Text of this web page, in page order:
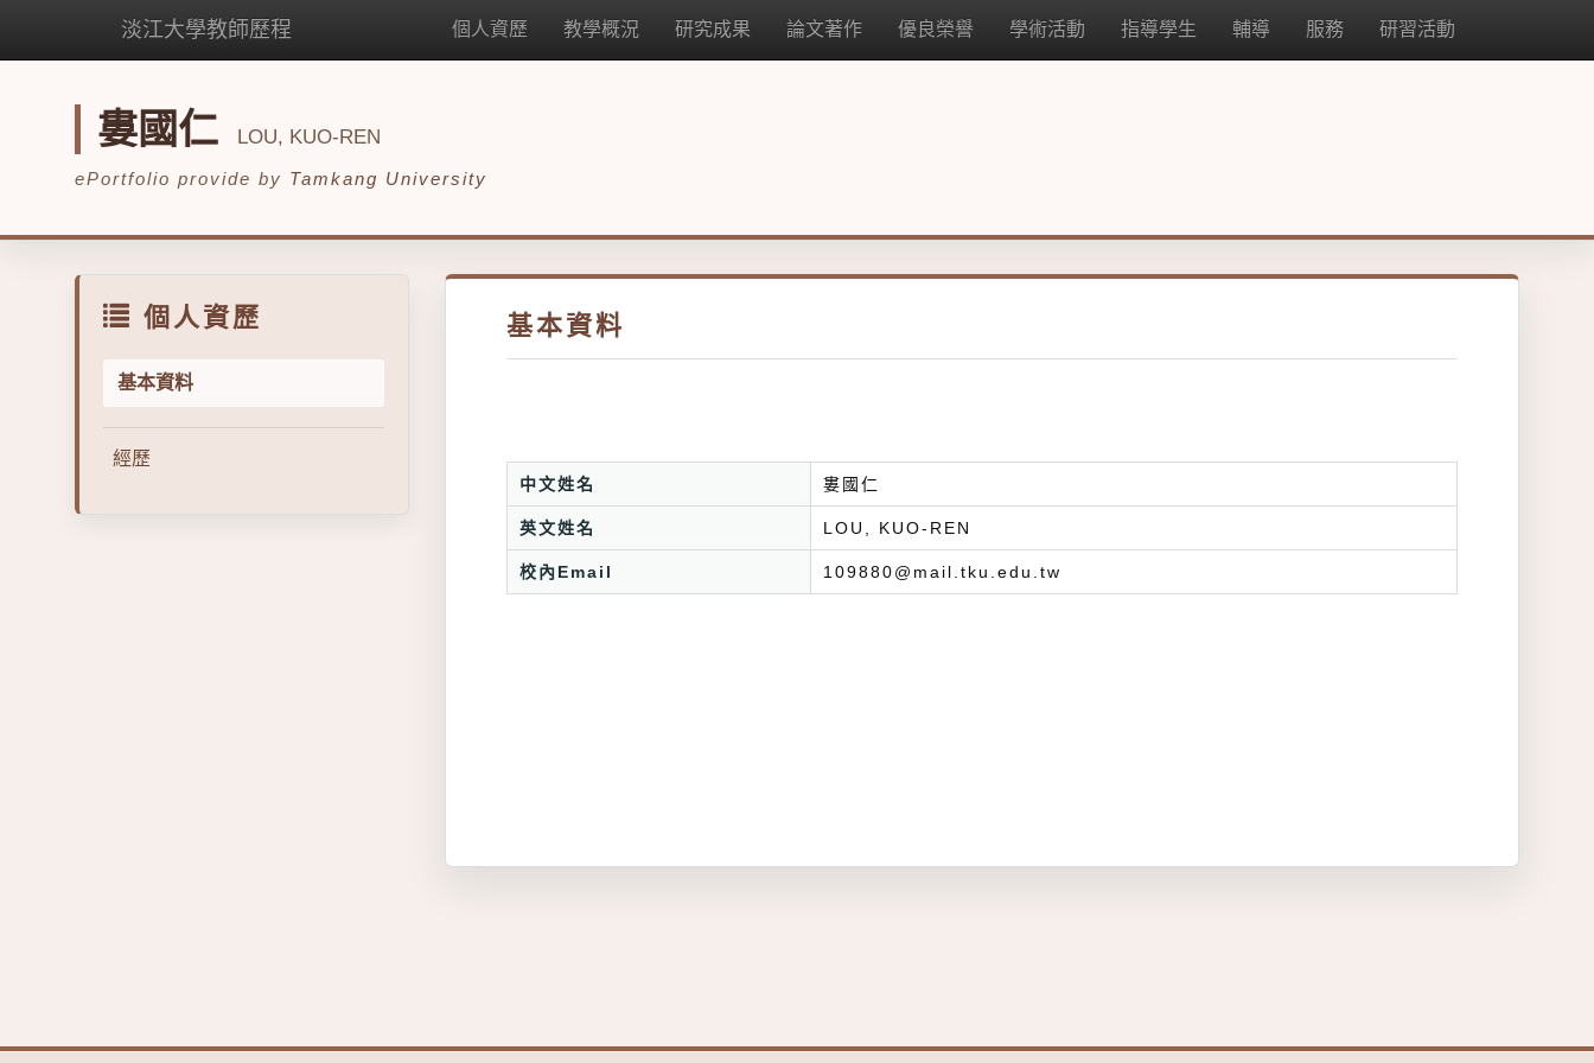
淡江大學教師歷程 個人資歷 教學概況 研究成果 論文著作 優良榮譽 學術活動 指導學生 輔導 服務 研習活動
婁國仁 LOU, KUO-REN
ePortfolio provide by Tamkang University
個人資歷
基本資料
經歷
基本資料
中文姓名 婁國仁
英文姓名 LOU, KUO-REN
校內Email 109880@mail.tku.edu.tw